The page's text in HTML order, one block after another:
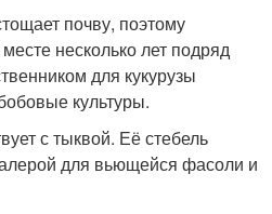
почву, поэтому
несколько лет подряд
для кукурузы
культуры.
с тыквой. Её стебель
для вьющейся фасоли и